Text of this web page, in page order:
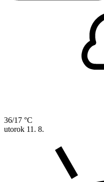
36/17 °C
utorok 11. 8.